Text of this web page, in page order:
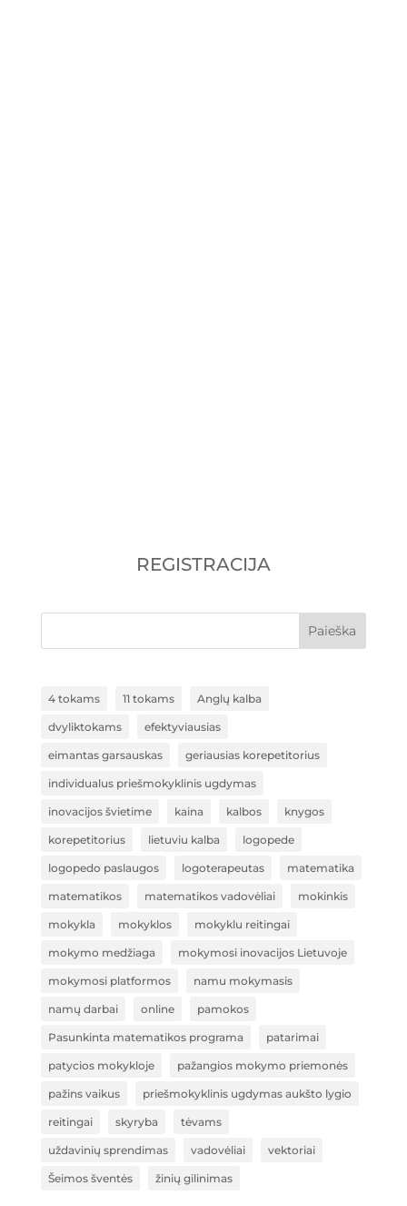
REGISTRACIJA
Paieška
4 tokams 11 tokams Anglų kalba
dvyliktokams efektyviausias
eimantas garsauskas geriausias korepetitorius
individualus priešmokyklinis ugdymas
inovacijos švietime kaina kalbos knygos
korepetitorius lietuviu kalba logopede
logopedo paslaugos logoterapeutas matematika
matematikos matematikos vadovėliai mokinkis
mokykla mokyklos mokyklu reitingai
mokymo medžiaga mokymosi inovacijos Lietuvoje
mokymosi platformos namu mokymasis
namų darbai online pamokos
Pasunkinta matematikos programa patarimai
patycios mokykloje pažangios mokymo priemonės
pažins vaikus priešmokyklinis ugdymas aukšto lygio
reitingai skyryba tėvams
uždavinių sprendimas vadovėliai vektoriai
Šeimos šventės žinių gilinimas